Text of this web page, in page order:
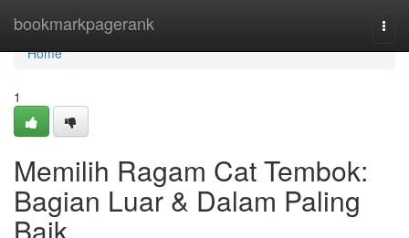
bookmarkpagerank
Home
Home
1
Memilih Ragam Cat Tembok:
Bagian Luar & Dalam Paling